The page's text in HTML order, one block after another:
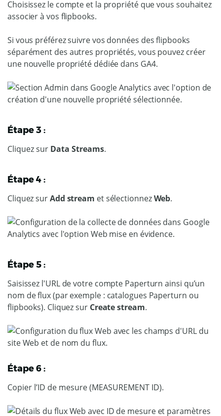
Choisissez le compte et la propriété que vous souhaitez
associer à vos flipbooks.
Si vous préférez suivre vos données des flipbooks
séparément des autres propriétés, vous pouvez créer
une nouvelle propriété dédiée dans GA4.
Étape 3 :
Cliquez sur Data Streams.
Étape 4 :
Cliquez surAdd stream et sélectionnezWeb.
Étape 5 :
Saisissez l'URL de votre compte Paperturn ainsi qu’un
nom de flux (par exemple : catalogues Paperturn ou
flipbooks). Cliquez sur Create stream.
Étape 6 :
Copier l’ID de mesure (MEASUREMENT ID).